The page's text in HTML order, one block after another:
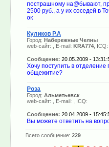
пострашному на@бывают,
2500 руб., а у их соседей в
ок
Куликов Р.А
Город: Набережные Челны
web-сайт:
, E-mail: KRA774 , ICQ:
Сообщение: 20.05.2009 -
Хочу поступить в
общежитие?
Роза
Город: Альметьевск
web-сайт:
, E-mail: , ICQ:
Сообщение: 20.04.2009 -
Вы можете ответить на
Всего сообщение: 229